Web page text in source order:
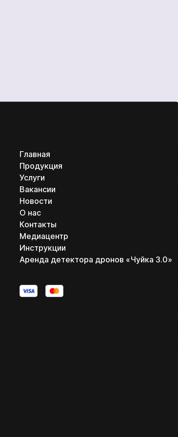
Главная
Продукция
Услуги
Вакансии
Новости
О нас
Контакты
Медиацентр
Инструкции
Аренда детектора дронов «Чуйка 3.0»